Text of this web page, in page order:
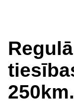
250km.